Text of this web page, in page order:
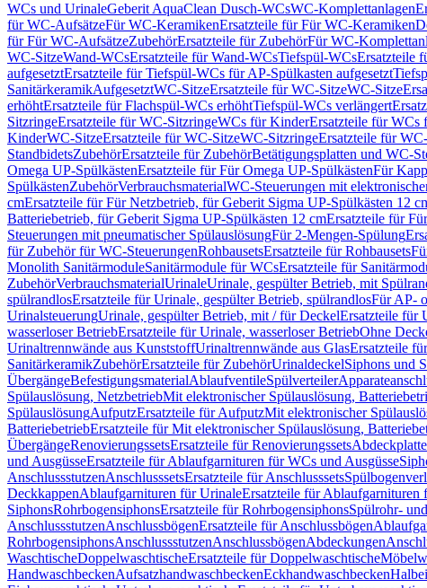
WCs und UrinaleGeberit AquaClean Dusch-WCsWC-Komplettanlagen
für WC-AufsätzeFür WC-KeramikenErsatzteile für Für WC-Keramiken
für Für WC-AufsätzeZubehörErsatzteile für ZubehörFür WC-
WC-SitzeWand-WCsErsatzteile für Wand-WCsTiefspül-WCsErsatzteile
aufgesetztErsatzteile für Tiefspül-WCs für AP-Spülkasten aufgesetzt
SanitärkeramikAufgesetztWC-SitzeErsatzteile für WC-SitzeWC-Sitze
erhöhtErsatzteile für Flachspül-WCs erhöhtTiefspül-WCs verlängert
SitzringeErsatzteile für WC-SitzringeWCs für KinderErsatzteile für WCs
KinderWC-SitzeErsatzteile für WC-SitzeWC-SitzringeErsatzteile für
StandbidetsZubehörErsatzteile für ZubehörBetätigungsplatten und WC-
Omega UP-SpülkästenErsatzteile für Für Omega UP-SpülkästenFür
SpülkästenZubehörVerbrauchsmaterialWC-Steuerungen mit
cmErsatzteile für Für Netzbetrieb, für Geberit Sigma UP-Spülkästen 12
Batteriebetrieb, für Geberit Sigma UP-Spülkästen 12 cmErsatzteile für
Steuerungen mit pneumatischer SpülauslösungFür 2-Mengen-Spülung
für Zubehör für WC-SteuerungenRohbausetsErsatzteile für Rohbausets
Monolith SanitärmoduleSanitärmodule für WCsErsatzteile für
ZubehörVerbrauchsmaterialUrinaleUrinale, gespülter Betrieb, mit
spülrandlosErsatzteile für Urinale, gespülter Betrieb, spülrandlosFür AP-
UrinalsteuerungUrinale, gespülter Betrieb, mit / für DeckelErsatzteile für
wasserloser BetriebErsatzteile für Urinale, wasserloser BetriebOhne
Urinaltrennwände aus KunststoffUrinaltrennwände aus GlasErsatzteile
SanitärkeramikZubehörErsatzteile für ZubehörUrinaldeckelSiphons und
ÜbergängeBefestigungsmaterialAblaufventileSpülverteiler
Spülauslösung, NetzbetriebMit elektronischer Spülauslösung,
SpülauslösungAufputzErsatzteile für AufputzMit elektronischer
BatteriebetriebErsatzteile für Mit elektronischer Spülauslösung,
ÜbergängeRenovierungssetsErsatzteile für Renovierungssets
und AusgüsseErsatzteile für Ablaufgarnituren für WCs und Ausgüsse
AnschlussstutzenAnschlusssetsErsatzteile für Anschlusssets
DeckkappenAblaufgarnituren für UrinaleErsatzteile für Ablaufgarnituren
SiphonsRohrbogensiphonsErsatzteile für RohrbogensiphonsSpülrohr-
AnschlussstutzenAnschlussbögenErsatzteile für Anschlussbögen
RohrbogensiphonsAnschlussstutzenAnschlussbögenAbdeckungen
WaschtischeDoppelwaschtischeErsatzteile für Doppelwaschtische
HandwaschbeckenAufsatzhandwaschbeckenEckhandwaschbecken